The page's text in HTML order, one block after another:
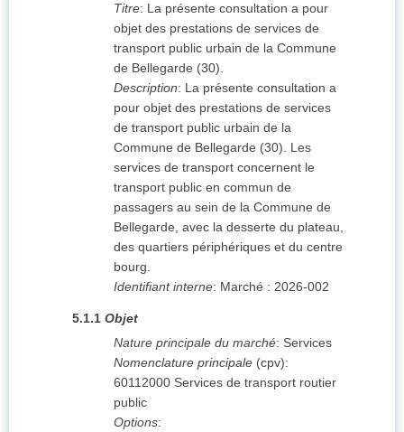
Titre: La présente consultation a pour
objet des prestations de services de
transport public urbain de la Commune
de Bellegarde (30).
Description: La présente consultation a
pour objet des prestations de services
de transport public urbain de la
Commune de Bellegarde (30). Les
services de transport concernent le
transport public en commun de
passagers au sein de la Commune de
Bellegarde, avec la desserte du plateau,
des quartiers périphériques et du centre
bourg.
Identifiant interne: Marché : 2026-002
5.1.1 Objet
Nature principale du marché: Services
Nomenclature principale (cpv):
60112000 Services de transport routier
public
Options: